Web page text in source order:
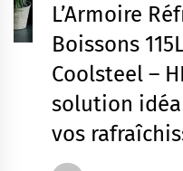
L’Armoire
Boissons
Coolsteel –
solution
vos